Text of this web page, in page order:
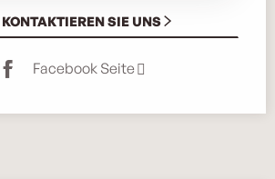
KONTAKTIEREN SIE UNS
Facebook Seite